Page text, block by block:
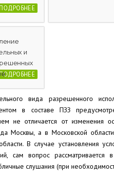
и
вида разрешенного
в составе ПЗЗ
не отличается от изменения
Москвы, а в Московской
В случае установления
сам вопрос
слушания (при